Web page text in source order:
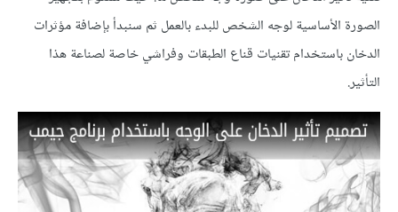
الصورة الأساسية لوجه الشخص للبدء بالعمل ثم سنبدأ بإضافة مؤثرات
الدخان باستخدام تقنيات قناع الطبقات وفراشي خاصة لصناعة هذا
التأثير.